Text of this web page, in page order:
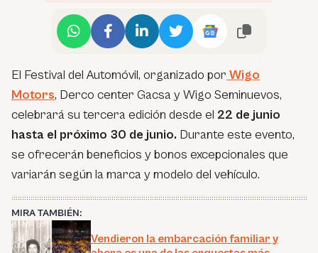
El Festival del Automóvil, organizado por Wigo
Motors, Derco center Gacsa y Wigo Seminuevos,
celebrará su tercera edición desde el 22 de junio
hasta el próximo 30 de junio. Durante este evento,
se ofrecerán beneficios y bonos excepcionales que
variarán según la marca y modelo del vehículo.
MIRA TAMBIÉN:
Vendieron la embarcación familiar y